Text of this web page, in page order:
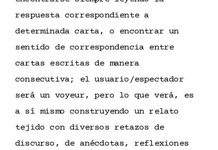
respuesta correspondiente a
determinada carta, o encontrar un
sentido de correspondencia entre
cartas escritas de manera
consecutiva; el usuario/espectador
será un voyeur, pero lo que verá, es
a sí mismo construyendo un relato
tejido con diversos retazos de
discurso, de anécdotas, reflexiones